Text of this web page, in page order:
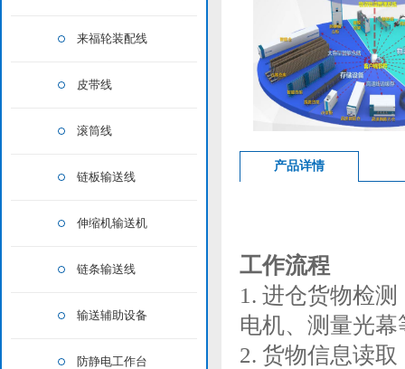
来福轮装配线
皮带线
滚筒线
链板输送线
伸缩机输送机
链条输送线
输送辅助设备
防静电工作台
产品详情
工作流程
1. 进仓货物检
电机、测量光幕
2. 货物信息读